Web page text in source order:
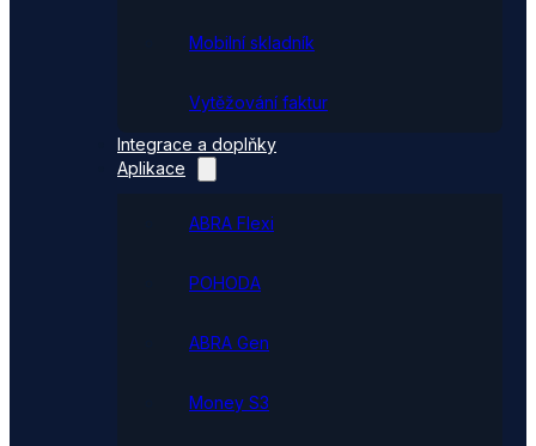
Mobilní skladník
Vytěžování faktur
Integrace a doplňky
Aplikace
ABRA Flexi
POHODA
ABRA Gen
Money S3